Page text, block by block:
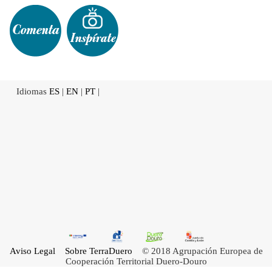
Idiomas ES | EN | PT |
Aviso Legal Sobre TerraDuero © 2018 Agrupación Europea de
Cooperación Territorial Duero-Douro